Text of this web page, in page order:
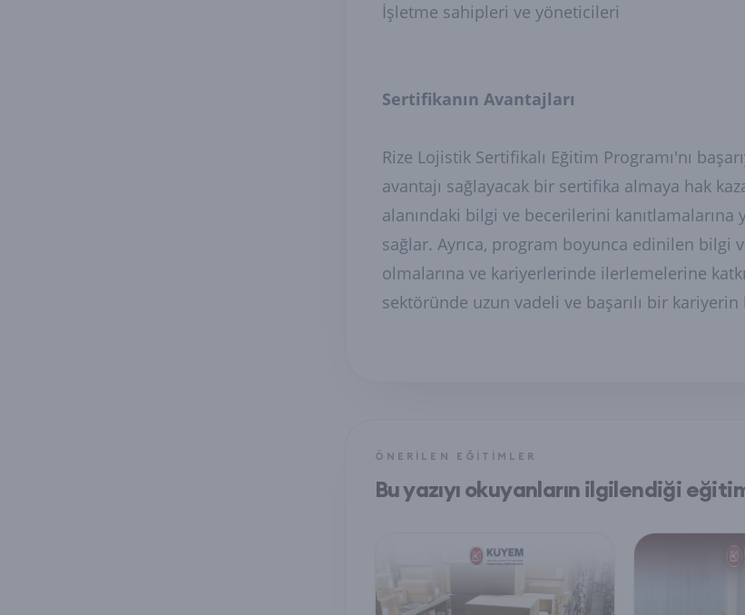
İşletme sahipleri ve yöneticileri
Sertifikanın Avantajları
Rize Lojistik Sertifikalı Eğitim Programı'nı
avantajı sağlayacak bir sertifika almaya hak
alanındaki bilgi ve becerilerini kanıtlamalarına
sağlar. Ayrıca, program boyunca edinilen bilgi
olmalarına ve kariyerlerinde ilerlemelerine
sektöründe uzun vadeli ve başarılı bir kariyerin
ÖNERILEN EĞITIMLER
Bu yazıyı okuyanların ilgilendiği